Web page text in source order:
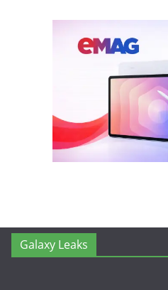
Galaxy Leaks